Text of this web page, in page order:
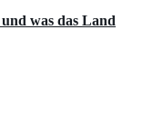
was das Land